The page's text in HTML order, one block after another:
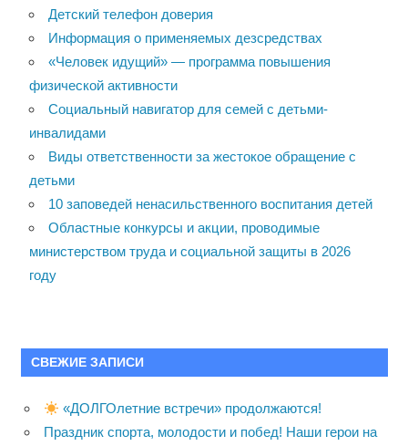
Детский телефон доверия
Информация о применяемых дезсредствах
«Человек идущий» — программа повышения
физической активности
Социальный навигатор для семей с детьми-
инвалидами
Виды ответственности за жестокое обращение с
детьми
10 заповедей ненасильственного воспитания детей
Областные конкурсы и акции, проводимые
министерством труда и социальной защиты в 2026
году
СВЕЖИЕ ЗАПИСИ
«ДОЛГОлетние встречи» продолжаются!
Праздник спорта, молодости и побед! Наши герои на